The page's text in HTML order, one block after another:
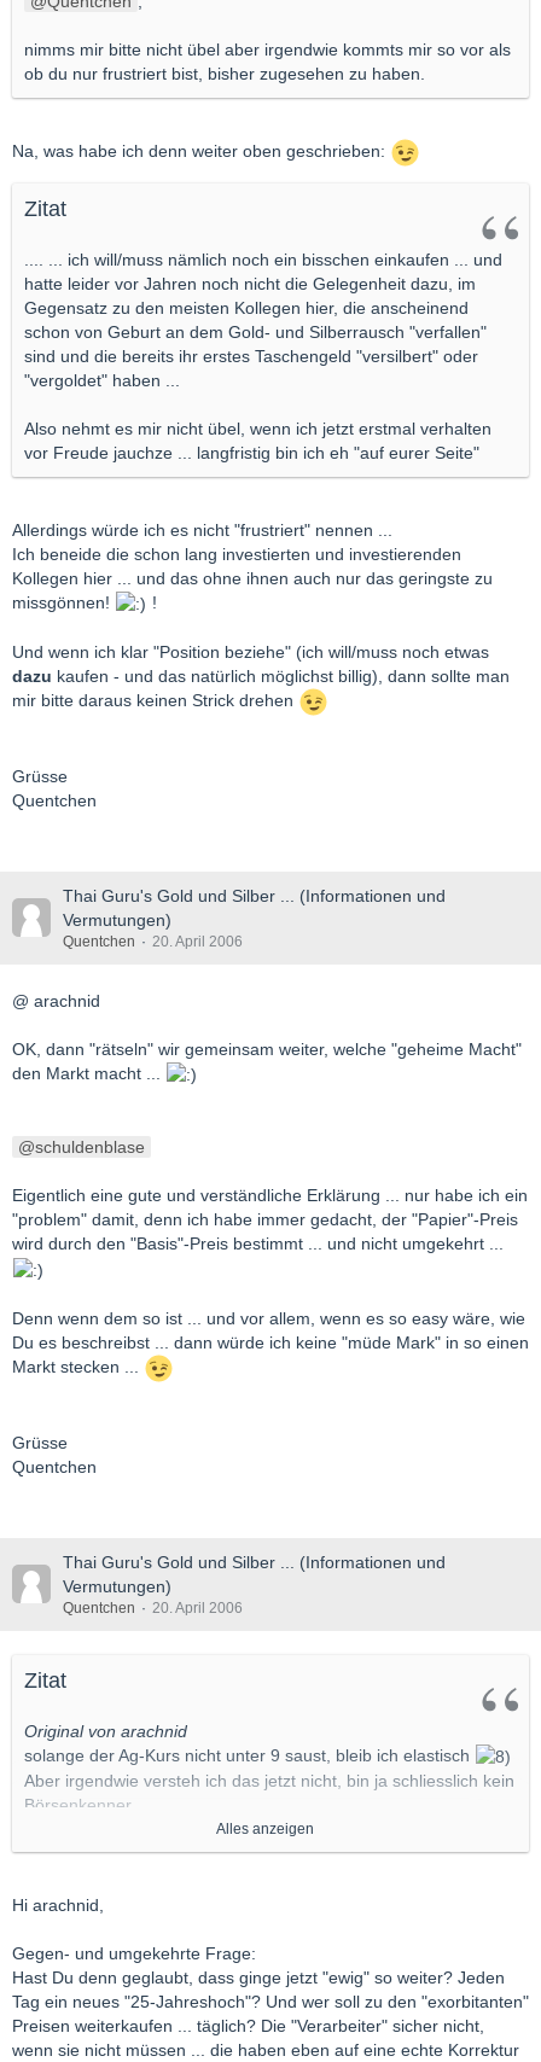
nimms mir bitte nicht übel aber irgendwie kommts mir so vor als
ob du nur frustriert bist, bisher zugesehen zu haben.
Na, was habe ich denn weiter oben geschrieben:
Zitat
.... ... ich will/muss nämlich noch ein bisschen einkaufen ... und
hatte leider vor Jahren noch nicht die Gelegenheit dazu, im
Gegensatz zu den meisten Kollegen hier, die anscheinend
schon von Geburt an dem Gold- und Silberrausch "verfallen"
sind und die bereits ihr erstes Taschengeld "versilbert" oder
"vergoldet" haben ...
Also nehmt es mir nicht übel, wenn ich jetzt erstmal verhalten
vor Freude jauchze ... langfristig bin ich eh "auf eurer Seite"
Allerdings würde ich es nicht "frustriert" nennen ...
Ich beneide die schon lang investierten und investierenden
Kollegen hier ... und das ohne ihnen auch nur das geringste zu
missgönnen!
!
Und wenn ich klar "Position beziehe" (ich will/muss noch etwas
dazu kaufen - und das natürlich möglichst billig), dann sollte man
mir bitte daraus keinen Strick drehen
Grüsse
Quentchen
Thai Guru's Gold und Silber ... (Informationen und
Vermutungen)
Quentchen 20. April 2006
@ arachnid
OK, dann "rätseln" wir gemeinsam weiter, welche "geheime Macht"
den Markt macht ...
schuldenblase
Eigentlich eine gute und verständliche Erklärung ... nur habe ich ein
"problem" damit, denn ich habe immer gedacht, der "Papier"-Preis
wird durch den "Basis"-Preis bestimmt ... und nicht umgekehrt ...
Denn wenn dem so ist ... und vor allem, wenn es so easy wäre, wie
Du es beschreibst ... dann würde ich keine "müde Mark" in so einen
Markt stecken ...
Grüsse
Quentchen
Thai Guru's Gold und Silber ... (Informationen und
Vermutungen)
Quentchen 20. April 2006
Zitat
Original von arachnid
solange der Ag-Kurs nicht unter 9 saust, bleib ich elastisch
Aber irgendwie versteh ich das jetzt nicht, bin ja schliesslich kein
Börsenkenner.
HUI/XAU geht ein bisschen runter und schon reagieren die
Metalle empfindlich. Gleichzeitig knallt der DAX mal eben hoch
Der schweizer Franken macht irgendwie ohnehin, was er will,
Der Oelpreis hat auch nicht nachgegeben.
Hat da jetzt einfach jemand nen Schwertransproter mit
Edelmetallen vor der wallstreet gefahren oder wie kommen
Kurseinbrüche innert so kurzer Zeit ohne wirtschaftlichen oder
politischen Faktor zustande?
Alles anzeigen
Hi arachnid,
Gegen- und umgekehrte Frage:
Hast Du denn geglaubt, dass ginge jetzt "ewig" so weiter? Jeden
Tag ein neues "25-Jahreshoch"? Und wer soll zu den "exorbitanten"
Preisen weiterkaufen ... täglich? Die "Verarbeiter" sicher nicht,
wenn sie nicht müssen ... die haben eben auf eine echte Korrektur